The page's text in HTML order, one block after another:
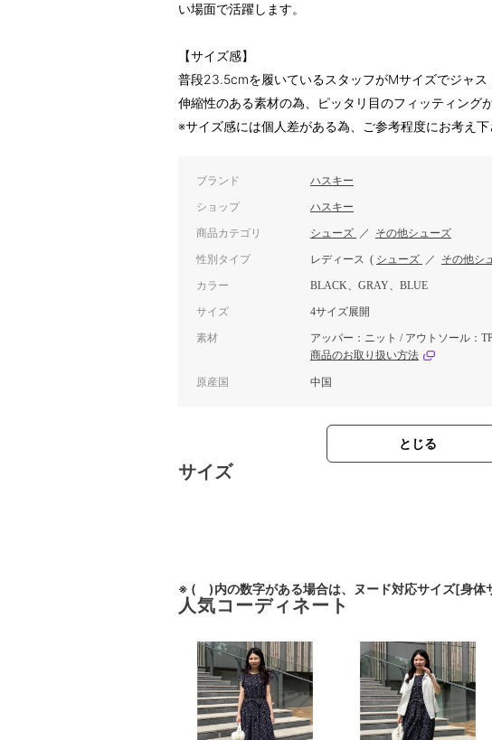
い場面で活躍します。
【サイズ感】
普段23.5cmを履いているスタッフがMサイズでジャス
伸縮性のある素材の為、ピッタリ目のフィッティング
※サイズ感には個人差がある為、ご参考程度にお考え下
ブランド ハスキー
ショップ ハスキー
商品カテゴリ シューズ ／ その他シューズ
性別タイプ レディース ( シューズ ／ その他シ
カラー BLACK、GRAY、BLUE
サイズ 4サイズ展開
素材
アッパー：ニット / アウトソール：
商品のお取り扱い方法
原産国 中国
とじる
サイズ
※ ( )内の数字がある場合は、ヌード対応サイズ[身体
人気コーディネート